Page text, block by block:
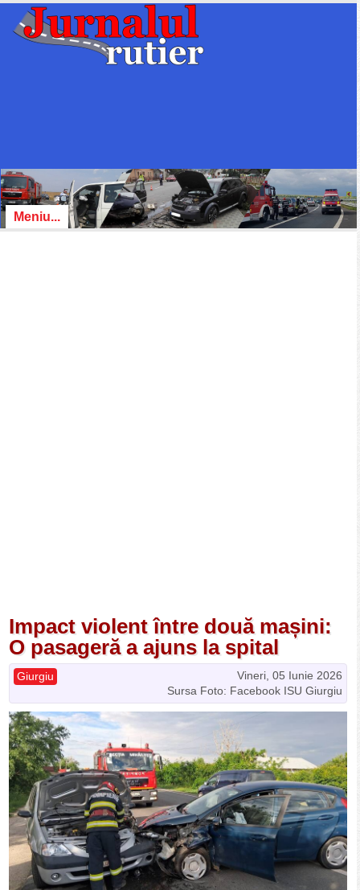
Meniu...
Impact violent între două mașini:
O pasageră a ajuns la spital
Vineri, 05 Iunie 2026
Giurgiu
Sursa Foto: Facebook ISU Giurgiu